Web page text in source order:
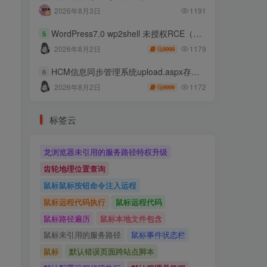
2026年8月3日 1191
5 WordPress7.0 wp2shell 未授权RCE（CVE-2026-63030 CVE-2026-60137）
2026年8月2日 9999 1179
6 HCM信息同步管理系统upload.aspx存在任意文件上传
2026年8月2日 9999 1172
标签云
龙浏览器未引用的服务路径特权升级
齿轮地理位置查询
鼠标鼠标按钮命令注入远程
鼠标远程代码执行
鼠标远程代码
鼠标路径遍历
鼠标本地文件包含
鼠标未引用的服务路径
鼠标事件状态栏
鼠标
默认错误页面跨站点脚本